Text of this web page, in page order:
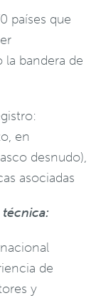
países que
la bandera de
en
desnudo),
asociadas
de
y